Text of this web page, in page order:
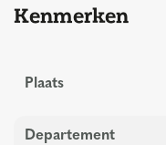
Kenmerken
Plaats
Departement